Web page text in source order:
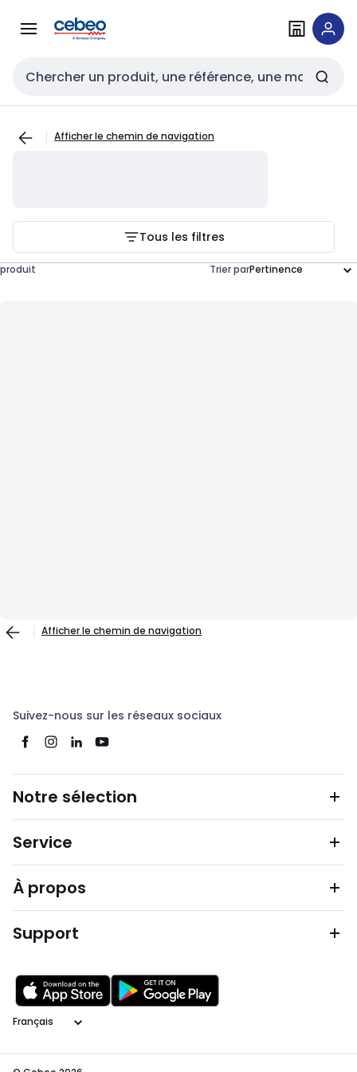
navigationau
Entrée de recherche
Afficher le chemin de navigation
Tous les filtres
produit Trier par
Afficher le chemin de navigation
Suivez-nous sur les réseaux sociaux
Notre sélection
Service
À propos
Support
Langage